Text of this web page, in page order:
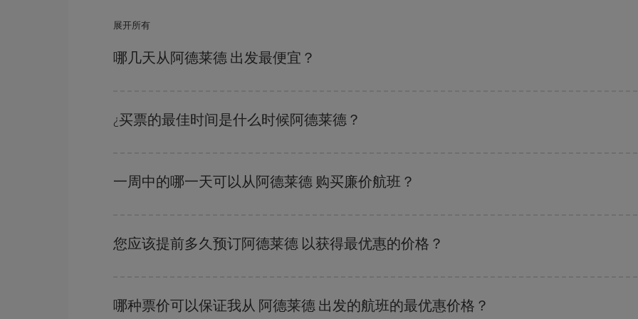
展开所有
哪几天从阿德莱德 出发最便宜？
附近几天的航班 （包括去程和回程），以便找到最优惠的航班。 此外，您还可以查看我们每天提供的不同航班选项：有些
¿买票的最佳时间是什么时候阿德莱德？
越早购买越便宜。
一周中的哪一天可以从阿德莱德 购买廉价航班？
的价格。
您应该提前多久预订阿德莱德 以获得最优惠的价格？
哪种票价可以保证我从 阿德莱德 出发的航班的最优惠价格？